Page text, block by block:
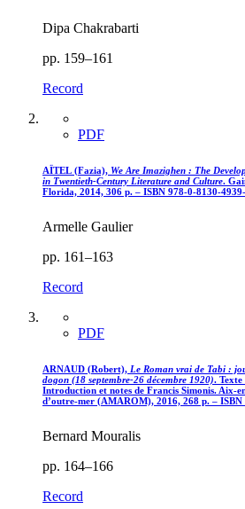
Dipa Chakrabarti
pp. 159–161
Record
PDF
AÏTEL (Fazia), We Are Imazighen : The
in Twentieth-Century Literature and Culture.
Florida, 2014, 306 p. – ISBN 978-0-8130-
Armelle Gaulier
pp. 161–163
Record
PDF
ARNAUD (Robert), Le Roman vrai de Tabi :
dogon (18 septembre-26 décembre 1920).
Introduction et notes de Francis Simonis. Aix-
d’outre-mer (AMAROM), 2016, 268 p. –
Bernard Mouralis
pp. 164–166
Record